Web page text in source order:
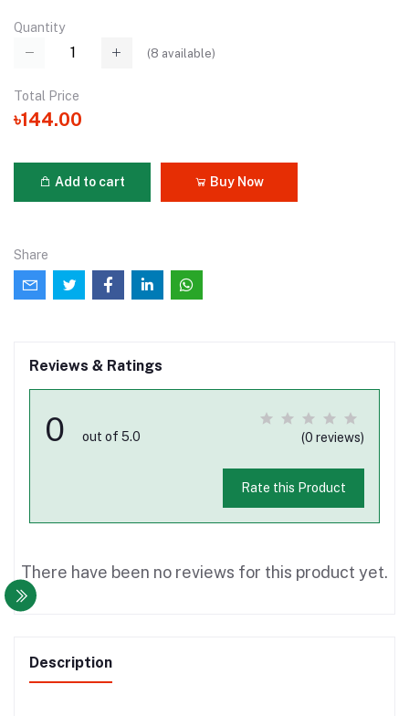
Quantity
(8 available)
Total Price
৳144.00
Add to cart Buy Now
Share
Reviews & Ratings
0 out of 5.0 (0 reviews)
Rate this Product
There have been no reviews for this product yet.
Description